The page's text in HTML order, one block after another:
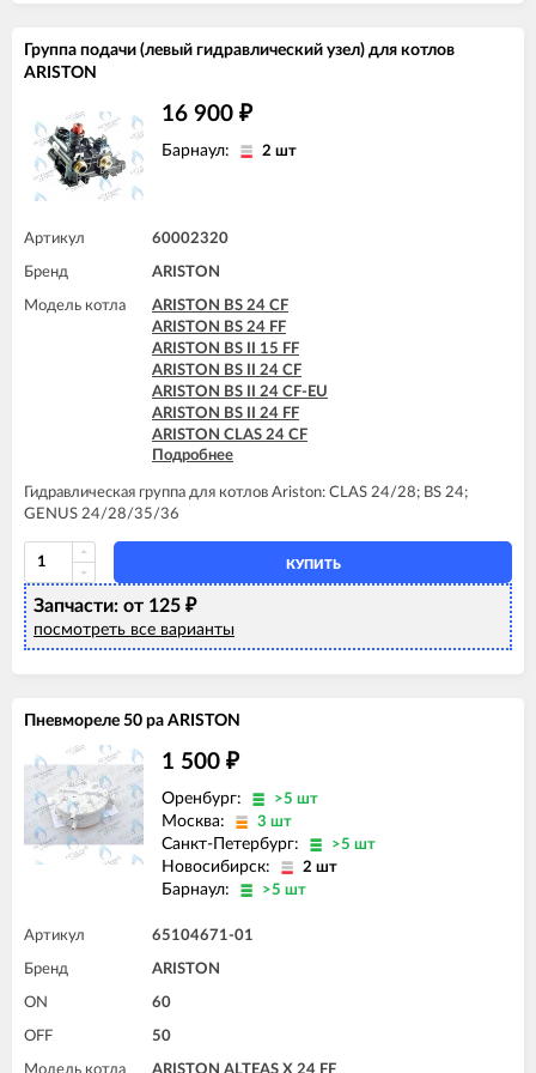
ARISTON GENUS 32 FF
ARISTON GENUS EVO 24 CF
ARISTON GENUS EVO 30 CF
ARISTON MATIS 24 CF
ARISTON MATIS 24 CF-EU
Группа подачи (левый гидравлический узел) для котлов
ARISTON
16 900 ₽
Барнаул: 2 шт
Артикул 60002320
Бренд ARISTON
Модель котла
ARISTON BS 24 CF
ARISTON BS 24 FF
ARISTON BS II 15 FF
ARISTON BS II 24 CF
ARISTON BS II 24 CF-EU
ARISTON BS II 24 FF
ARISTON CLAS 24 CF
ARISTON CLAS 24 FF
ARISTON EGIS PLUS 24 CF
ARISTON EGIS PLUS 24 CF-EU
ARISTON EGIS PLUS 24 FF
ARISTON GENUS 24 CF
ARISTON GENUS 24 FF
ARISTON GENUS 28 CF
ARISTON GENUS 28 FF
ARISTON GENUS 32 FF
ARISTON MATIS 24 CF
ARISTON MATIS 24 FF
Подробнее
Гидравлическая группа для котлов Ariston: CLAS 24/28; BS 24;
GENUS 24/28/35/36
КУПИТЬ
Запчасти: от 125 ₽
посмотреть все варианты
Пневмореле 50 pa ARISTON
1 500 ₽
Оренбург: >5 шт
Москва: 3 шт
Санкт-Петербург: >5 шт
Новосибирск: 2 шт
Барнаул: >5 шт
Артикул 65104671-01
Бренд ARISTON
ON 60
OFF 50
Модель котла
ARISTON ALTEAS X 24 FF